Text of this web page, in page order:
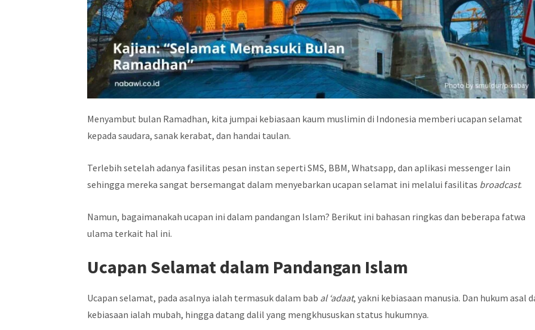
Menyambut bulan Ramadhan, kita jumpai kebiasaan kaum muslimin di Indonesia memberi ucapan selamat
kepada saudara, sanak kerabat, dan handai taulan.
Terlebih setelah adanya fasilitas pesan instan seperti SMS, BBM, Whatsapp, dan aplikasi messenger lain
sehingga mereka sangat bersemangat dalam menyebarkan ucapan selamat ini melalui fasilitas broadcast.
Namun, bagaimanakah ucapan ini dalam pandangan Islam? Berikut ini bahasan ringkas dan beberapa fatwa
ulama terkait hal ini.
Ucapan Selamat dalam Pandangan Islam
Ucapan selamat, pada asalnya ialah termasuk dalam bab al ‘adaat, yakni kebiasaan manusia. Dan hukum asal
kebiasaan ialah mubah, hingga datang dalil yang mengkhususkan status hukumnya.